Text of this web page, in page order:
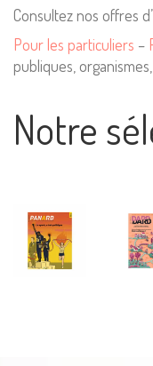
Consultez nos offres
Pour les particuliers –
publiques,
Notre